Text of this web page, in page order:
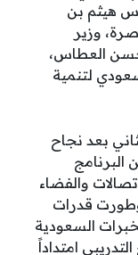
هيثم بن
وزير
العطاس،
لتنمية
بعد نجاح
البرنامج
والفضاء
32 متدرباً، وطورت قدرات
السعودية
امتداداً